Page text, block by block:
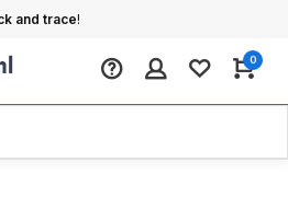
and trace!
0